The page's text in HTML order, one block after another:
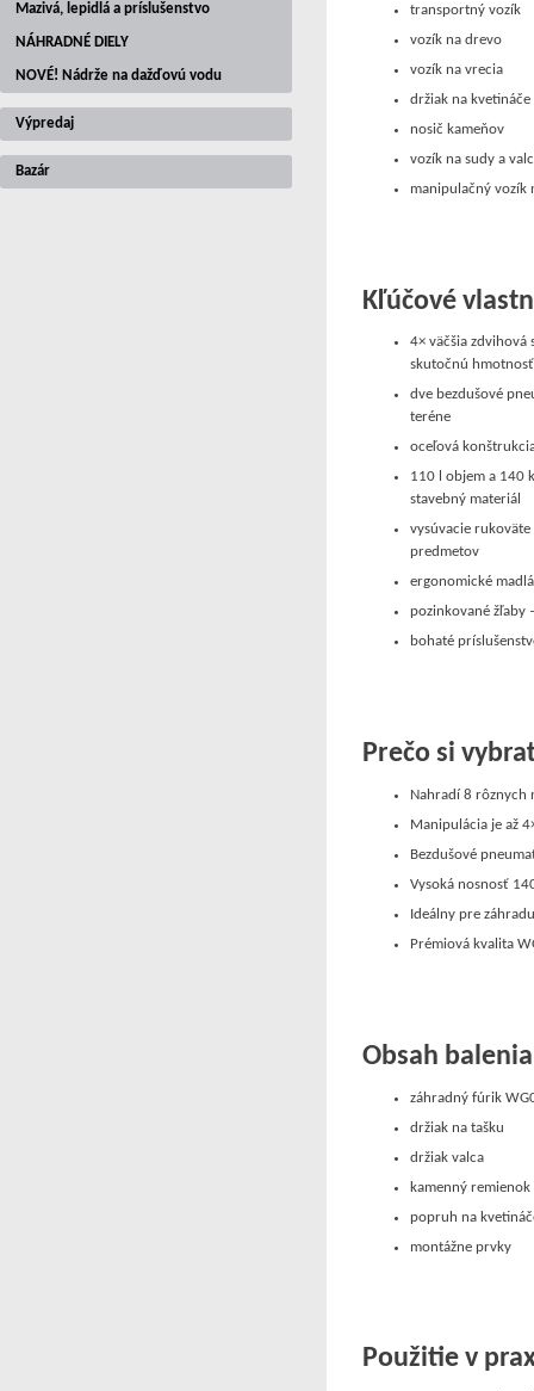
Mazivá, lepidlá a príslušenstvo
NÁHRADNÉ DIELY
NOVÉ! Nádrže na dažďovú vodu
Výpredaj
Bazár
transportný vozík
vozík na drevo
vozík na vrecia
držiak na kvetináče
nosič kameňov
vozík na sudy a
manipulačný vozík
Kľúčové
4× väčšia zdvihová
skutočnú
dve bezdušové
teréne
oceľová
110 l objem a 140
stavebný materiál
vysúvacie
predmetov
ergonomické
pozinkované žľaby
bohaté
Prečo si
Nahradí 8 rôznych
Manipulácia je až
Bezdušové
Vysoká nosnosť
Ideálny pre
Prémiová kvalita
Obsah balenia
záhradný fúrik
držiak na tašku
držiak valca
kamenný remienok
popruh na
montážne prvky
Použitie v